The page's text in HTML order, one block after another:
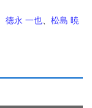
徳永 一也、 松島 暁